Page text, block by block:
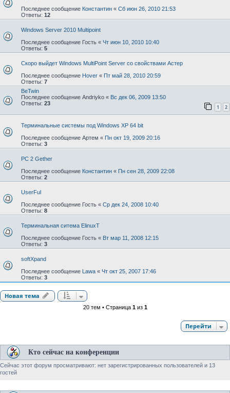
Последнее сообщение Константин « Сб июн 26, 2010 21:53
Ответы: 12
Windows Server 2010 Multipoint
Последнее сообщение Гость « Чт июн 10, 2010 10:40
Ответы: 5
Скоро выйдет Windows MultiPoint Server со свойствами Астер
Последнее сообщение Hover « Пт май 28, 2010 20:59
Ответы: 7
BeTwin
Последнее сообщение Andriyko « Вс дек 06, 2009 13:50
Ответы: 23
1 2
Терминальные системы под Windows XP 64 bit
Последнее сообщение Артем « Пн окт 19, 2009 20:16
Ответы: 3
PC 2 Gether
Последнее сообщение Константин « Пн сен 28, 2009 22:08
Ответы: 2
UserFul
Последнее сообщение Гость « Ср дек 24, 2008 10:40
Ответы: 8
Терминальная ситема ElinuxT
Последнее сообщение Гость « Вт мар 11, 2008 12:15
Ответы: 3
softXpand
Последнее сообщение Lawa « Чт окт 25, 2007 17:46
Ответы: 3
Новая тема
20 тем • Страница 1из 1
Перейти
Кто сейчас на конференции
Сейчас этот форум просматривают: нет зарегистрированных пользователей и 13
гостей